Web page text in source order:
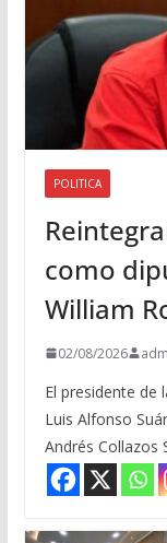
POLITICA
como
William
02/08/2026
El presidente de
Luis Alfonso
Andrés Collazos